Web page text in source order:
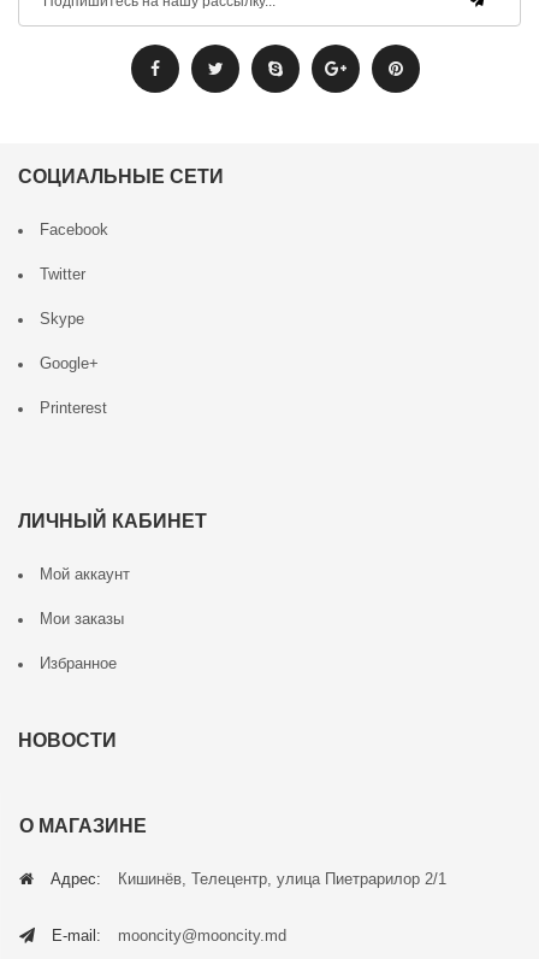
СОЦИАЛЬНЫЕ СЕТИ
Facebook
Twitter
Skype
Google+
Printerest
ЛИЧНЫЙ КАБИНЕТ
Мой аккаунт
Мои заказы
Избранное
НОВОСТИ
О МАГАЗИНЕ
Адрес: Кишинёв, Телецентр, улица Пиетрарилор 2/1
E-mail: mooncity@mooncity.md